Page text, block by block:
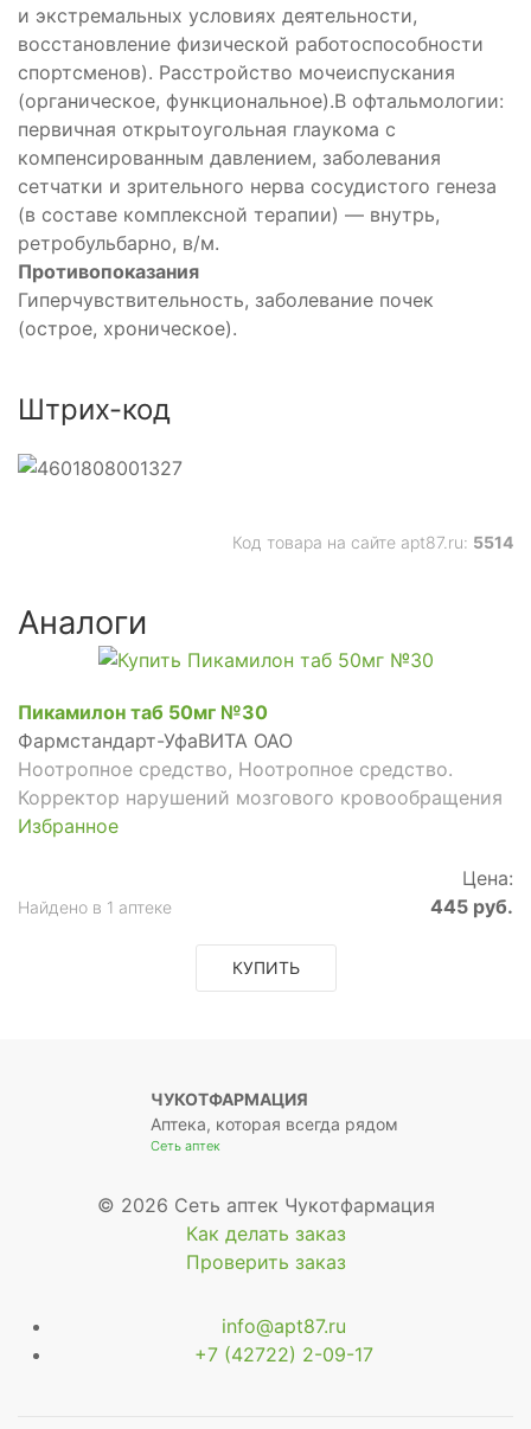
и экстремальных условиях деятельности,
восстановление физической работоспособности
спортсменов). Расстройство мочеиспускания
(органическое, функциональное).В офтальмологии:
первичная открытоугольная глаукома с
компенсированным давлением, заболевания
сетчатки и зрительного нерва сосудистого генеза
(в составе комплексной терапии) — внутрь,
ретробульбарно, в/м.
Противопоказания
Гиперчувствительность, заболевание почек
(острое, хроническое).
Штрих-код
Код товара на сайте apt87.ru: 5514
Аналоги
Пикамилон таб 50мг №30
Фармстандарт-УфаВИТА ОАО
Ноотропное средство, Ноотропное средство.
Корректор нарушений мозгового кровообращения
Избранное
Цена:
Найдено в 1 аптеке 445 руб.
КУПИТЬ
ЧУКОТФАРМАЦИЯ
Аптека, которая всегда рядом
Сеть аптек
© 2026 Сеть аптек Чукотфармация
Как делать заказ
Проверить заказ
info@apt87.ru
+7 (42722) 2-09-17